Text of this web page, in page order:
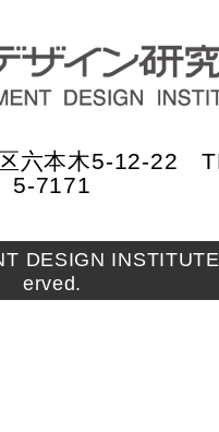
六本木5-12-22
5-7171
DESIGN
erved.